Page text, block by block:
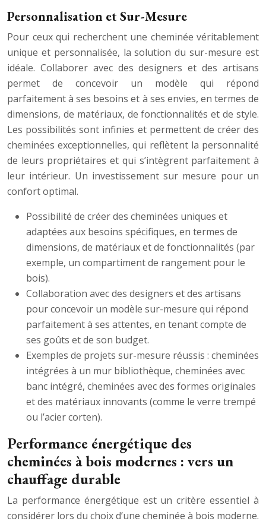
Personnalisation et Sur-Mesure
Pour ceux qui recherchent une cheminée véritablement
unique et personnalisée, la solution du sur-mesure est
idéale. Collaborer avec des designers et des artisans
permet de concevoir un modèle qui répond
parfaitement à ses besoins et à ses envies, en termes de
dimensions, de matériaux, de fonctionnalités et de style.
Les possibilités sont infinies et permettent de créer des
cheminées exceptionnelles, qui reflètent la personnalité
de leurs propriétaires et qui s’intègrent parfaitement à
leur intérieur. Un investissement sur mesure pour un
confort optimal.
Possibilité de créer des cheminées uniques et
adaptées aux besoins spécifiques, en termes de
dimensions, de matériaux et de fonctionnalités (par
exemple, un compartiment de rangement pour le
bois).
Collaboration avec des designers et des artisans
pour concevoir un modèle sur-mesure qui répond
parfaitement à ses attentes, en tenant compte de
ses goûts et de son budget.
Exemples de projets sur-mesure réussis : cheminées
intégrées à un mur bibliothèque, cheminées avec
banc intégré, cheminées avec des formes originales
et des matériaux innovants (comme le verre trempé
ou l’acier corten).
Performance énergétique des
cheminées à bois modernes : vers un
chauffage durable
La performance énergétique est un critère essentiel à
considérer lors du choix d’une cheminée à bois moderne.